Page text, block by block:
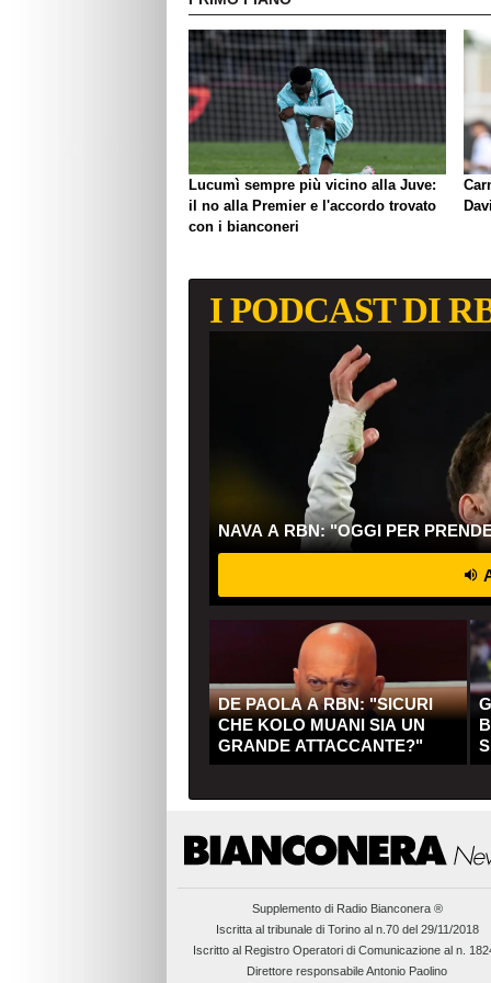
Lucumì sempre più vicino alla Juve:
il no alla Premier e l'accordo trovato
con i bianconeri
I PODCAST DI
NAVA A RBN: "OGGI PER
DE PAOLA A RBN: "SICURI
CHE KOLO MUANI SIA UN
GRANDE ATTACCANTE?"
Supplemento di Radio Bianconera ®
Iscritta al tribunale di Torino al n.70 del 29/11/2018
Iscritto al Registro Operatori di Comunicazione al n.
Direttore responsabile Antonio Paolino